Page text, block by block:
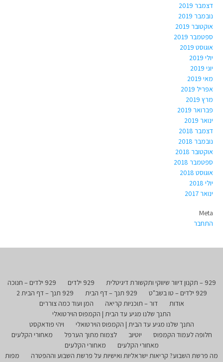
דצמבר 2019
נובמבר 2019
אוקטובר 2019
ספטמבר 2019
אוגוסט 2019
יולי 2019
יוני 2019
מאי 2019
אפריל 2019
מרץ 2019
פברואר 2019
ינואר 2019
דצמבר 2018
נובמבר 2018
אוקטובר 2018
ספטמבר 2018
אוגוסט 2018
יולי 2018
ינואר 2017
Meta
התחבר
929 – תקנון דיוור שיווקי ותקשורת דיגיטלית 929 ילדים
929 ילדים – חנוכה
929 ילדים – טו בשב"ט
929 תנך – דף הבית
929 תנך – דף הבית 2
אודות
דור – תוכניות קריאה
המן ועוד כמה צוררים
התנך שלנו מגיע עד הבית | הקמפוס הוירטואלי
התנך שלנו מגיע עד הבית | הקמפוס הוירטואלי
ויהי פודאקסט
חלופה לעמוד הקמפוס
יוטיוב לצמוח מתוך הערפל
מאחורי הקלעים
מאחורי הקלעים
מאחורי הקלעים
מה פרשת השבוע? קריאות ישראליות ואישיות על פרשת השבוע וההפטרה
מפות